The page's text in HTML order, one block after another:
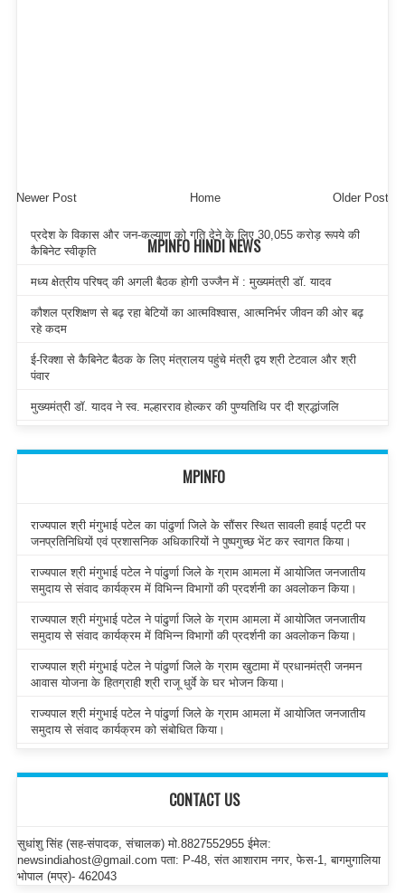
Newer Post Older Post
Home
MPINFO HINDI NEWS
प्रदेश के विकास और जन-कल्याण को गति देने के लिए 30,055 करोड़ रूपये की
कैबिनेट स्वीकृति
मध्य क्षेत्रीय परिषद् की अगली बैठक होगी उज्जैन में : मुख्यमंत्री डॉ. यादव
कौशल प्रशिक्षण से बढ़ रहा बेटियों का आत्मविश्वास, आत्मनिर्भर जीवन की ओर बढ़
रहे कदम
ई-रिक्शा से कैबिनेट बैठक के लिए मंत्रालय पहुंचे मंत्री द्वय श्री टेटवाल और श्री
पंवार
मुख्यमंत्री डॉ. यादव ने स्व. मल्हारराव होल्कर की पुण्यतिथि पर दी श्रद्धांजलि
MPINFO
राज्यपाल श्री मंगुभाई पटेल का पांढुर्णा जिले के सौंसर स्थित सावली हवाई पट्टी पर
जनप्रतिनिधियों एवं प्रशासनिक अधिकारियों ने पुष्पगुच्छ भेंट कर स्वागत किया।
राज्यपाल श्री मंगुभाई पटेल ने पांढुर्णा जिले के ग्राम आमला में आयोजित जनजातीय
समुदाय से संवाद कार्यक्रम में विभिन्न विभागों की प्रदर्शनी का अवलोकन किया।
राज्यपाल श्री मंगुभाई पटेल ने पांढुर्णा जिले के ग्राम आमला में आयोजित जनजातीय
समुदाय से संवाद कार्यक्रम में विभिन्न विभागों की प्रदर्शनी का अवलोकन किया।
राज्यपाल श्री मंगुभाई पटेल ने पांढुर्णा जिले के ग्राम खुटामा में प्रधानमंत्री जनमन
आवास योजना के हितग्राही श्री राजू धुर्वे के घर भोजन किया।
राज्यपाल श्री मंगुभाई पटेल ने पांढुर्णा जिले के ग्राम आमला में आयोजित जनजातीय
समुदाय से संवाद कार्यक्रम को संबोधित किया।
CONTACT US
सुधांशु सिंह (सह-संपादक, संचालक) मो.8827552955 ईमेल:
newsindiahost@gmail.com पता: P-48, संत आशाराम नगर, फेस-1, बागमुगालिया
भोपाल (मप्र)- 462043